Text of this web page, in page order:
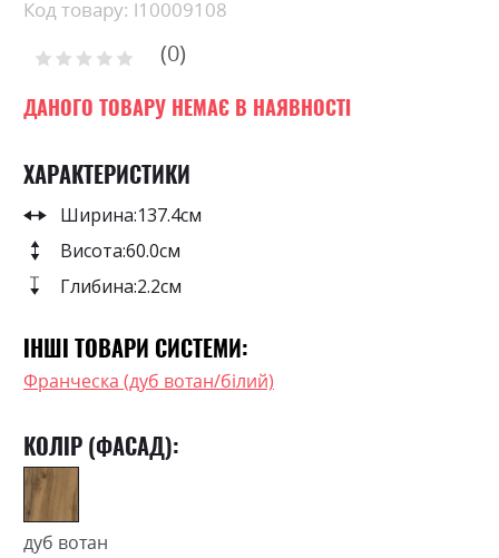
the
gallery
Код товару: l10009108
Рейтинг: 0
ДАНОГО ТОВАРУ НЕМАЄ В НАЯВНОСТІ
ХАРАКТЕРИСТИКИ
Ширина:137.4см
Висота:60.0см
Глибина:2.2см
ІНШІ ТОВАРИ СИСТЕМИ:
Франческа (дуб вотан/білий)
КОЛІР (ФАСАД):
дуб вотан